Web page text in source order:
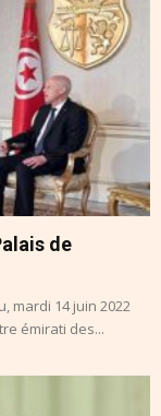
de
mardi 14 juin 2022
émirati des...